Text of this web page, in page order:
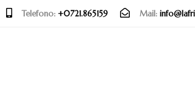
Telefono: +0721.865159 Mail: